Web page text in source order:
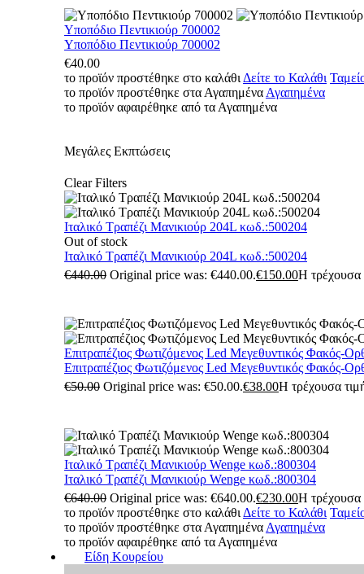
Υποπόδιο Πεντικιούρ 700002
Υποπόδιο Πεντικιούρ 700002
€40.00
το προϊόν προστέθηκε στο καλάθι Δείτε το Καλάθι
το προϊόν προστέθηκε στα Αγαπημένα Αγαπημένα
το προϊόν αφαιρέθηκε από τα Αγαπημένα
Μεγάλες Εκπτώσεις
Clear Filters
Ιταλικό Τραπέζι Μανικιούρ 204L κωδ.:500204
Out of stock
Ιταλικό Τραπέζι Μανικιούρ 204L κωδ.:500204
€440.00 Original price was: €440.00.€150.00Η τρέχουσα
Επιτραπέζιος Φωτιζόμενος Led Μεγεθυντικός Φακός-
Επιτραπέζιος Φωτιζόμενος Led Μεγεθυντικός Φακός-
€50.00 Original price was: €50.00.€38.00Η τρέχουσα
Ιταλικό Τραπέζι Μανικιούρ Wenge κωδ.:800304
Ιταλικό Τραπέζι Μανικιούρ Wenge κωδ.:800304
€640.00 Original price was: €640.00.€230.00Η τρέχουσα
το προϊόν προστέθηκε στο καλάθι Δείτε το Καλάθι
το προϊόν προστέθηκε στα Αγαπημένα Αγαπημένα
το προϊόν αφαιρέθηκε από τα Αγαπημένα
Είδη Κουρείου